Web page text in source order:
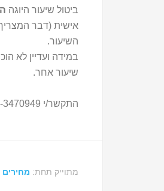
ביטול שיעור היוגה
אישית (דבר
השיעור.
במידה ועדיין לא
שיעור אחר.
התקשר/י 052-3470949 או לחצ/י
מתוייק תחת: מחירים